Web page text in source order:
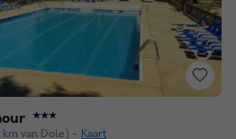
★★★
km van Dole) Kaart